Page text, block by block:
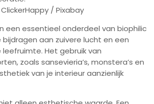
/ Pixabay
een essentieel onderdeel van biophilic
aan zuivere lucht en een
Het gebruik van
zoals sansevieria’s, monstera’s en
van je interieur aanzienlijk